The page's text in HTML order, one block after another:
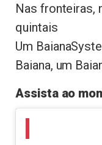
Nas fronteiras,
quintais
Um
Baiana, um
Assista ao